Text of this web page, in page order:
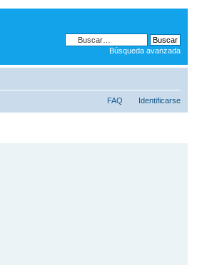
Búsqueda avanzada
FAQ Identificarse